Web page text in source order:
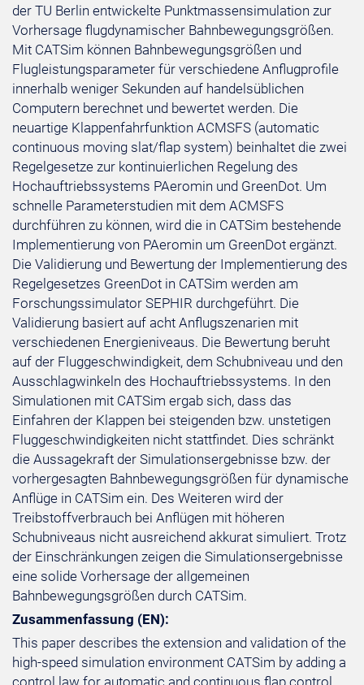
der TU Berlin entwickelte Punktmassensimulation zur
Vorhersage flugdynamischer Bahnbewegungsgrößen.
Mit CATSim können Bahnbewegungsgrößen und
Flugleistungsparameter für verschiedene Anflugprofile
innerhalb weniger Sekunden auf handelsüblichen
Computern berechnet und bewertet werden. Die
neuartige Klappenfahrfunktion ACMSFS (automatic
continuous moving slat/flap system) beinhaltet die zwei
Regelgesetze zur kontinuierlichen Regelung des
Hochauftriebssystems PAeromin und GreenDot. Um
schnelle Parameterstudien mit dem ACMSFS
durchführen zu können, wird die in CATSim bestehende
Implementierung von PAeromin um GreenDot ergänzt.
Die Validierung und Bewertung der Implementierung des
Regelgesetzes GreenDot in CATSim werden am
Forschungssimulator SEPHIR durchgeführt. Die
Validierung basiert auf acht Anflugszenarien mit
verschiedenen Energieniveaus. Die Bewertung beruht
auf der Fluggeschwindigkeit, dem Schubniveau und den
Ausschlagwinkeln des Hochauftriebssystems. In den
Simulationen mit CATSim ergab sich, dass das
Einfahren der Klappen bei steigenden bzw. unstetigen
Fluggeschwindigkeiten nicht stattfindet. Dies schränkt
die Aussagekraft der Simulationsergebnisse bzw. der
vorhergesagten Bahnbewegungsgrößen für dynamische
Anflüge in CATSim ein. Des Weiteren wird der
Treibstoffverbrauch bei Anflügen mit höheren
Schubniveaus nicht ausreichend akkurat simuliert. Trotz
der Einschränkungen zeigen die Simulationsergebnisse
eine solide Vorhersage der allgemeinen
Bahnbewegungsgrößen durch CATSim.
Zusammenfassung (EN):
This paper describes the extension and validation of the
high-speed simulation environment CATSim by adding a
control law for automatic and continuous flap control.